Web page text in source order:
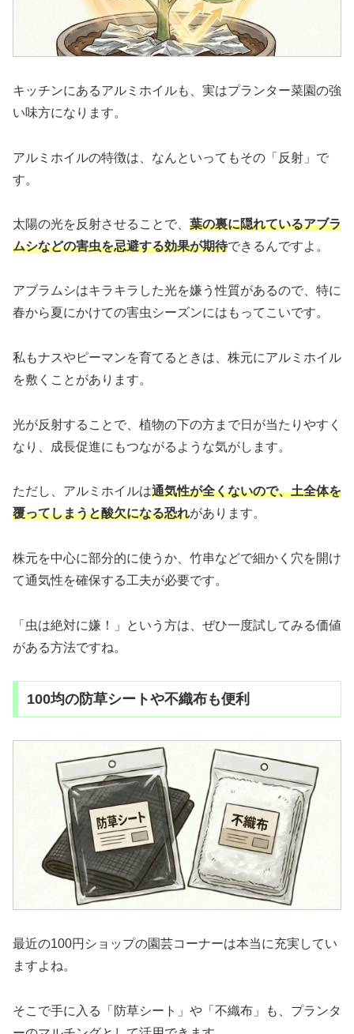
キッチンにあるアルミホイルも、実はプランター菜園の強
い味方になります。
アルミホイルの特徴は、なんといってもその「反射」で
す。
太陽の光を反射させることで、 葉の裏に隠れているアブラ
ムシなどの害虫を忌避する効果が期待できるんですよ。
アブラムシはキラキラした光を嫌う性質があるので、特に
春から夏にかけての害虫シーズンにはもってこいです。
私もナスやピーマンを育てるときは、株元にアルミホイル
を敷くことがあります。
光が反射することで、植物の下の方まで日が当たりやすく
なり、成長促進にもつながるような気がします。
ただし、アルミホイルは通気性が全くないので、土全体を
覆ってしまうと酸欠になる恐れがあります。
株元を中心に部分的に使うか、竹串などで細かく穴を開け
て通気性を確保する工夫が必要です。
「虫は絶対に嫌！」という方は、ぜひ一度試してみる価値
がある方法ですね。
100均の防草シートや不織布も便利
最近の100円ショップの園芸コーナーは本当に充実してい
ますよね。
そこで手に入る「防草シート」や「不織布」も、プランタ